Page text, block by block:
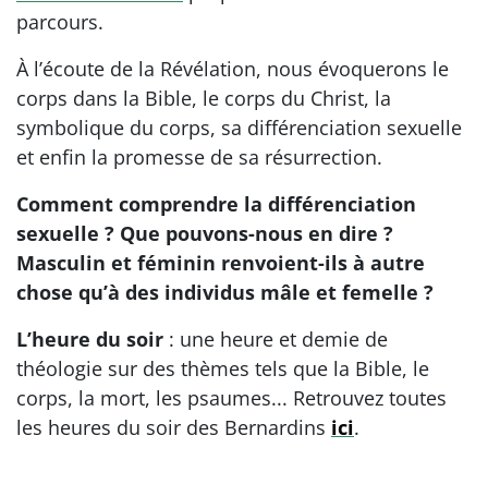
parcours.
À l’écoute de la Révélation, nous évoquerons le
corps dans la Bible, le corps du Christ, la
symbolique du corps, sa différenciation sexuelle
et enfin la promesse de sa résurrection.
Comment comprendre la différenciation
sexuelle ? Que pouvons-nous en dire ?
Masculin et féminin renvoient-ils à autre
chose qu’à des individus mâle et femelle ?
L’heure du soir : une heure et demie de
théologie sur des thèmes tels que la Bible, le
corps, la mort, les psaumes... Retrouvez toutes
les heures du soir des Bernardins ici.